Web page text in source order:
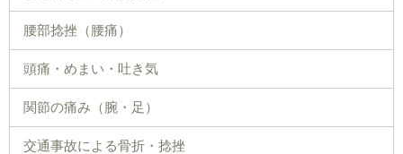
腰部捻挫（腰痛）
頭痛・めまい・吐き気
関節の痛み（腕・足）
交通事故による骨折・捻挫